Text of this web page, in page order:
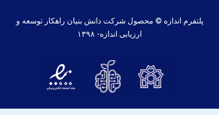
پلتفرم اندازه © محصول شرکت دانش بنیان راهکار توسعه و
ارزیابی اندازه- ۱۳۹۸